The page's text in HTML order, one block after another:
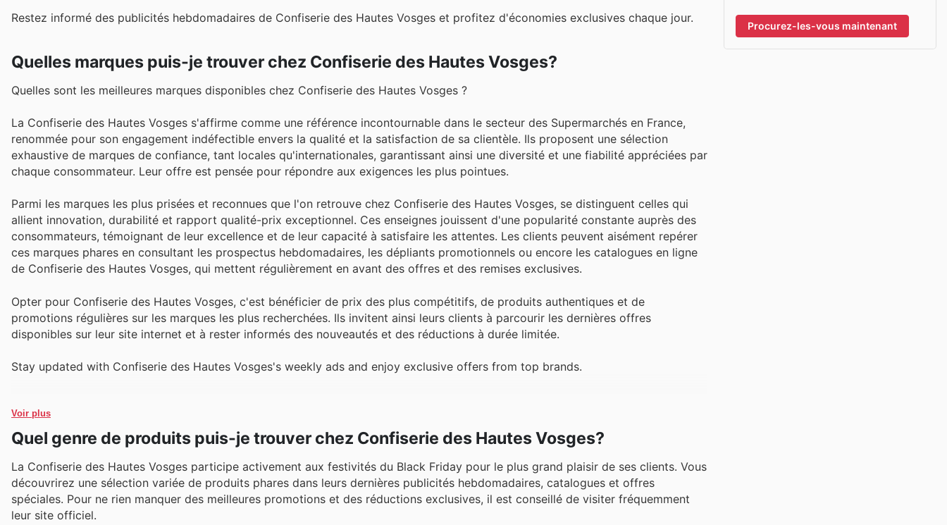
Restez informé des publicités hebdomadaires de Confiserie des Hautes Vosges et profitez d'économies exclusives chaque jour.
Quelles marques puis-je trouver chez Confiserie des Hautes Vosges?
Quelles sont les meilleures marques disponibles chez Confiserie des Hautes Vosges ?
La Confiserie des Hautes Vosges s'affirme comme une référence incontournable dans le secteur des Supermarchés en France,
renommée pour son engagement indéfectible envers la qualité et la satisfaction de sa clientèle. Ils proposent une sélection
exhaustive de marques de confiance, tant locales qu'internationales, garantissant ainsi une diversité et une fiabilité appréciées par
chaque consommateur. Leur offre est pensée pour répondre aux exigences les plus pointues.
Parmi les marques les plus prisées et reconnues que l'on retrouve chez Confiserie des Hautes Vosges, se distinguent celles qui
allient innovation, durabilité et rapport qualité-prix exceptionnel. Ces enseignes jouissent d'une popularité constante auprès des
consommateurs, témoignant de leur excellence et de leur capacité à satisfaire les attentes. Les clients peuvent aisément repérer
ces marques phares en consultant les prospectus hebdomadaires, les dépliants promotionnels ou encore les catalogues en ligne
de Confiserie des Hautes Vosges, qui mettent régulièrement en avant des offres et des remises exclusives.
Opter pour Confiserie des Hautes Vosges, c'est bénéficier de prix des plus compétitifs, de produits authentiques et de
promotions régulières sur les marques les plus recherchées. Ils invitent ainsi leurs clients à parcourir les dernières offres
disponibles sur leur site internet et à rester informés des nouveautés et des réductions à durée limitée.
Stay updated with Confiserie des Hautes Vosges's weekly ads and enjoy exclusive offers from top brands.
Voir plus
Quel genre de produits puis-je trouver chez Confiserie des Hautes Vosges?
La Confiserie des Hautes Vosges participe activement aux festivités du Black Friday pour le plus grand plaisir de ses clients. Vous
découvrirez une sélection variée de produits phares dans leurs dernières publicités hebdomadaires, catalogues et offres
spéciales. Pour ne rien manquer des meilleures promotions et des réductions exclusives, il est conseillé de visiter fréquemment
leur site officiel.
Procurez-les-vous maintenant